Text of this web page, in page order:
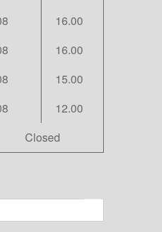
16.00
16.00
15.00
12.00
Closed